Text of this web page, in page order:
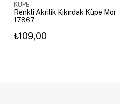
KÜPE
Renkli Akrilik Kıkırdak Küpe Mor
17867
₺109,00